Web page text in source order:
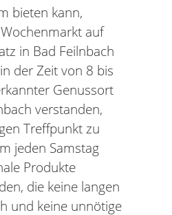
bieten kann,
auf
in Bad Feilnbach
der Zeit von 8 bis
Genussort
verstanden,
Treffpunkt zu
jeden Samstag
Produkte
die keine langen
und keine unnötige